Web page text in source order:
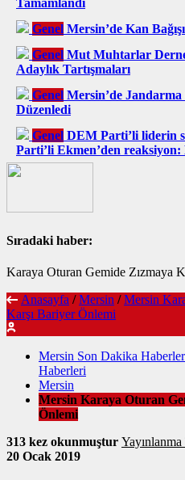
Tamamlandı
Genel Mersin’de Kan
Genel Mut Muhtarlar
Adaylık Tartışmaları
Genel Mersin’de
Düzenledi
Genel DEM Parti’li liderin
Parti’li Ekmen’den
Sıradaki haber:
Karaya Oturan Gemide Zızmaya
Anasayfa / Mersin / Mersin
Karşı Bariyer Önlemi
Mersin Son Dakika
Haberleri
Mersin
Mersin Karaya Oturan
Önlemi
313 kez okunmuştur
20 Ocak 2019